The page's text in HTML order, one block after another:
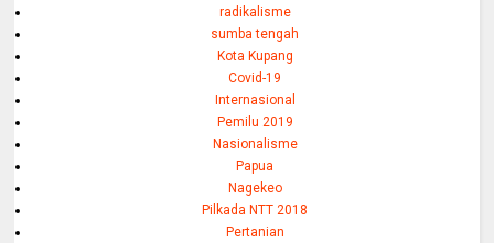
radikalisme
sumba tengah
Kota Kupang
Covid-19
Internasional
Pemilu 2019
Nasionalisme
Papua
Nagekeo
Pilkada NTT 2018
Pertanian